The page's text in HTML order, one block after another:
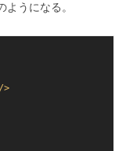
ようになる。
>